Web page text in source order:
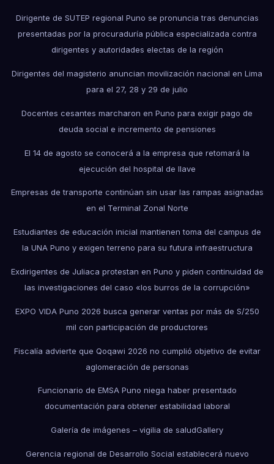
Dirigente de SUTEP regional Puno se pronuncia tras denuncias
presentadas por la procuraduría pública especializada contra
dirigentes y autoridades electas de la región
Dirigentes del magisterio anuncian movilización nacional en Lima
para el 27, 28 y 29 de julio
Docentes cesantes marcharon en Puno para exigir pago de
deuda social e incremento de pensiones
El 14 de agosto se conocerá a la empresa que retomará la
ejecución del hospital de Ilave
Empresas de transporte continúan sin usar las rampas asignadas
en el Terminal Zonal Norte
Estudiantes de educación inicial mantienen toma del campus de
la UNA Puno y exigen terreno para su futura infraestructura
Exdirigentes de Juliaca protestan en Puno y piden continuidad de
las investigaciones del caso «los burros de la corrupción»
EXPO VIDA Puno 2026 busca generar ventas por más de S/250
mil con participación de productores
Fiscalía advierte que Qoqawi 2026 no cumplió objetivo de evitar
aglomeración de personas
Funcionario de EMSA Puno niega haber presentado
documentación para obtener estabilidad laboral
Galería de imágenes – vigilia de saludGallery
Gerencia regional de Desarrollo Social establecerá nuevo